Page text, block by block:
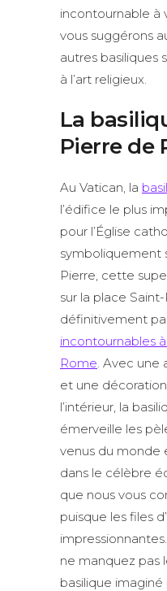
incontournable à
vous suggérons
autres basiliques
à l’art religieux.
La
Pierre de
Au Vatican, la
l’édifice le plus
pour l’Église
symboliquement
Pierre, cette
sur la place
définitivement
incontournables
Rome. Avec une
et une
l’intérieur, la
émerveille les
venus du monde
dans le célèbre
que nous vous
puisque les files
ne manquez pas
basilique